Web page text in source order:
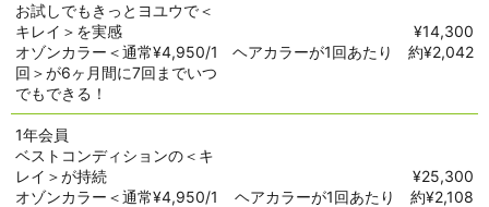
お試しでもきっとヨユウで＜
キレイ＞を実感
オゾンカラー＜通常¥4,950/1
回＞が6ヶ月間に7回までいつ
でもできる！
¥14,300
ヘアカラーが1回あたり 約¥2,042
1年会員
ベストコンディションの＜キ
レイ＞が持続
オゾンカラー＜通常¥4,950/1
¥25,300
ヘアカラーが1回あたり 約¥2,108